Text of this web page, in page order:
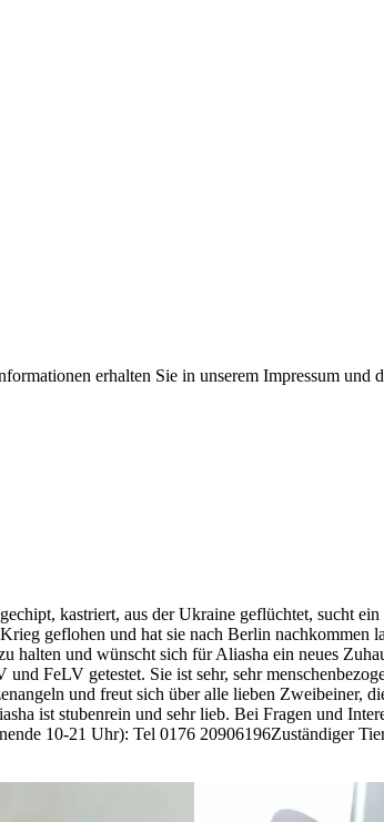
erhalten Sie in unserem Impressum und
kastriert, aus der Ukraine geflüchtet, sucht
geflohen und hat sie nach Berlin nachkommen
und wünscht sich für Aliasha ein neues
FeLV getestet. Sie ist sehr, sehr
und freut sich über alle lieben Zweibeiner,
ist stubenrein und sehr lieb. Bei Fragen und
10-21 Uhr): Tel 0176 20906196Zuständiger